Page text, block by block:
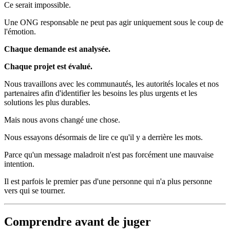
Ce serait impossible.
Une ONG responsable ne peut pas agir uniquement sous le coup de
l'émotion.
Chaque demande est analysée.
Chaque projet est évalué.
Nous travaillons avec les communautés, les autorités locales et nos
partenaires afin d'identifier les besoins les plus urgents et les
solutions les plus durables.
Mais nous avons changé une chose.
Nous essayons désormais de lire ce qu'il y a derrière les mots.
Parce qu'un message maladroit n'est pas forcément une mauvaise
intention.
Il est parfois le premier pas d'une personne qui n'a plus personne
vers qui se tourner.
Comprendre avant de juger